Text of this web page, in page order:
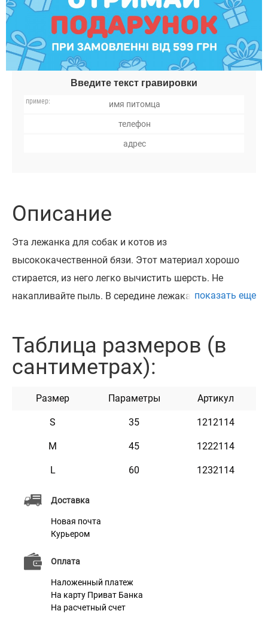
Доставка
Новая почта
Курьером
Оплата
Наложенный платеж
На карту Приват Банка
На расчетный счет
Введите текст гравировки
Описание
Эта лежанка для собак и котов ​​из
высококачественной бязи. Этот материал хорошо
стирается, из него легко вычистить шерсть. Не
накапливайте пыль. В середине лежака сменная
домашних животных будет отлично смотреться в
любом интерьере. Подходит для кошек и собак. На
зеленом, коричневом и сером цветах. ЦВЕТ ТКАНИ
МОЖЕТ ОТЛИЧАТЬСЯ ОТ УКАЗАННОГО НА ФОТО!
Характеристики
Материал
Наполнитель
показать еще
Таблица размеров (в
сантиметрах):
Размер Параметры Артикул
S 35 1212114
M 45 1222114
L 60 1232114